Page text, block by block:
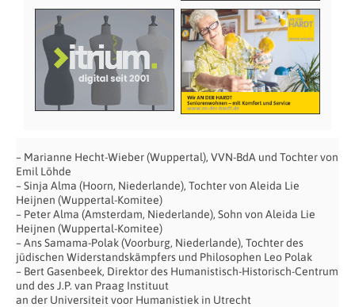
– Marianne Hecht-Wieber (Wuppertal), VVN-BdA und Tochter von
Emil Löhde
– Sinja Alma (Hoorn, Niederlande), Tochter von Aleida Lie
Heijnen (Wuppertal-Komitee)
– Peter Alma (Amsterdam, Niederlande), Sohn von Aleida Lie
Heijnen (Wuppertal-Komitee)
– Ans Samama-Polak (Voorburg, Niederlande), Tochter des
jüdischen Widerstandskämpfers und Philosophen Leo Polak
– Bert Gasenbeek, Direktor des Humanistisch-Historisch-Centrum
und des J.P. van Praag Instituut
an der Universiteit voor Humanistiek in Utrecht